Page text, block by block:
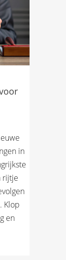
in
rijtje
Klop
en